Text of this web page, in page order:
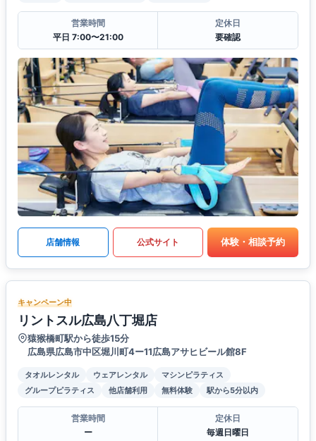
営業時間
平日 7:00〜21:00
定休日
要確認
店舗情報 公式サイト 体験・相談予約
キャンペーン中
リントスル広島八丁堀店
猿猴橋町駅から徒歩15分
広島県広島市中区堀川町4ー11広島アサヒビール館8F
タオルレンタル ウェアレンタル
マシンピラティス
グループピラティス
他店舗利用 無料体験 駅から5分以内
営業時間
ー
定休日
毎週日曜日